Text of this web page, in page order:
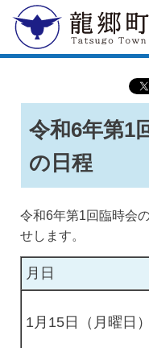
龍郷町
令和6年第1
の日程
令和6年第1回臨時会
せします。
月日
1月15日（月曜日）